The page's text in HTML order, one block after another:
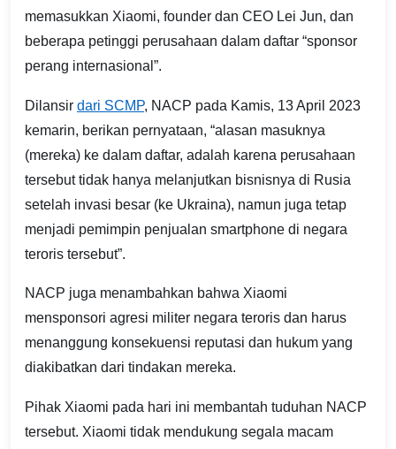
memasukkan Xiaomi, founder dan CEO Lei Jun, dan
beberapa petinggi perusahaan dalam daftar “sponsor
perang internasional”.
Dilansir dari SCMP, NACP pada Kamis, 13 April 2023
kemarin, berikan pernyataan, “alasan masuknya
(mereka) ke dalam daftar, adalah karena perusahaan
tersebut tidak hanya melanjutkan bisnisnya di Rusia
setelah invasi besar (ke Ukraina), namun juga tetap
menjadi pemimpin penjualan smartphone di negara
teroris tersebut”.
NACP juga menambahkan bahwa Xiaomi
mensponsori agresi militer negara teroris dan harus
menanggung konsekuensi reputasi dan hukum yang
diakibatkan dari tindakan mereka.
Pihak Xiaomi pada hari ini membantah tuduhan NACP
tersebut. Xiaomi tidak mendukung segala macam